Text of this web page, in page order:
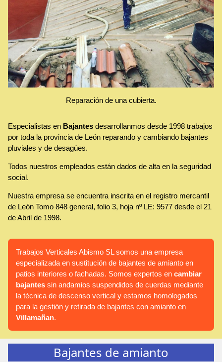
Reparación de una cubierta.
Especialistas en Bajantes desarrollanmos desde 1998 trabajos
por toda la provincia de León reparando y cambiando bajantes
pluviales y de desagües.
Todos nuestros empleados están dados de alta en la seguridad
social.
Nuestra empresa se encuentra inscrita en el registro mercantil
de León Tomo 848 general, folio 3, hoja nº LE: 9577 desde el 21
de Abril de 1998.
Trabajos Verticales Abismo SL somos una empresa
especializada en sustitución de bajantes de amianto en
patios interiores o fachadas. Somos expertos en cambiar
bajantes sin andamios suspendidos de cuerdas mediante
la técnica de descenso vertical y estamos homologados
para la gestión y retirada de bajantes con amianto en
Villamañan.
Bajantes de amianto